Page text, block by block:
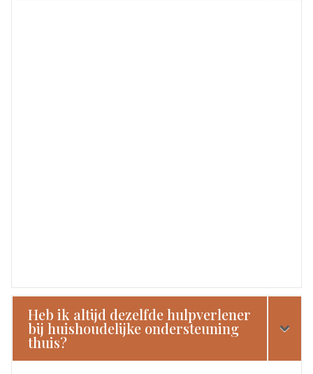
Heb ik altijd dezelfde hulpverlener
bij huishoudelijke ondersteuning
thuis?